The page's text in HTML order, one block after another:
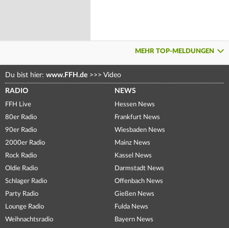
MEHR TOP-MELDUNGEN
Du bist hier: www.FFH.de >>> Video
RADIO
FFH Live
80er Radio
90er Radio
2000er Radio
Rock Radio
Oldie Radio
Schlager Radio
Party Radio
Lounge Radio
Weihnachtsradio
NEWS
Hessen News
Frankfurt News
Wiesbaden News
Mainz News
Kassel News
Darmstadt News
Offenbach News
Gießen News
Fulda News
Bayern News